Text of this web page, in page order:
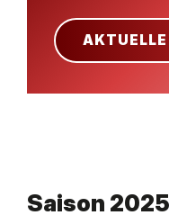
Saison